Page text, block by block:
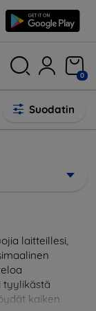
0
Suodatin
laitteillesi,
tyylikästä
kaiken.